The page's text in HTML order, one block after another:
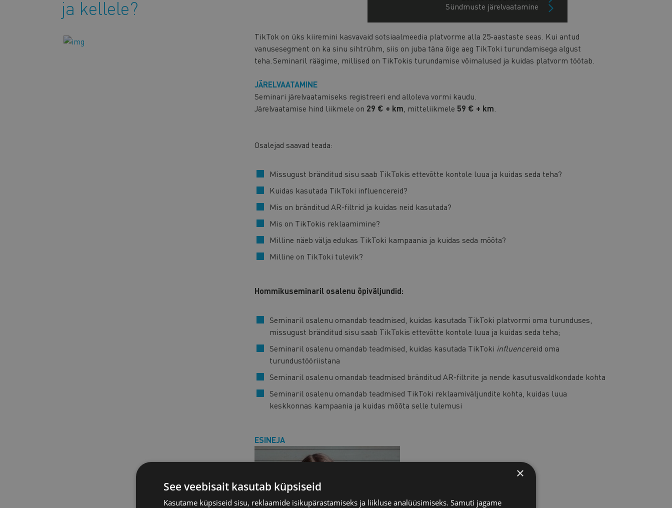
Sündmuste järelvaatamine
ja kellele?
TikTok on üks kiiremini kasvavaid sotsiaalmeedia platvorme alla 25-aastaste seas. Kui antud
vanusesegment on ka sinu sihtrühm, siis on juba täna õige aeg TikToki turundamisega algust
teha. Seminaril räägime, millised on TikTokis turundamise võimalused ja kuidas platvorm töötab.
JÄRELVAATAMINE
Seminari järelvaatamiseks registreeri end alloleva vormi kaudu.
Järelvaatamise hind liikmele on 29 € + km , mitteliikmele 59 € + km
Osalejad saavad teada:
Missugust bränditud sisu saab TikTokis ettevõtte kontole luua ja kuidas seda teha?
Kuidas kasutada TikToki influencereid?
Mis on bränditud AR-filtrid ja kuidas neid kasutada?
Mis on TikTokis reklaamimine?
Milline näeb välja edukas TikToki kampaania ja kuidas seda mõõta?
Milline on TikToki tulevik?
Hommikuseminaril osalenu õpiväljundid:
Seminaril osalenu omandab teadmised, kuidas kasutada TikToki platvormi oma turunduses,
missugust bränditud sisu saab TikTokis ettevõtte kontole luua ja kuidas seda teha;
Seminaril osalenu omandab teadmised, kuidas kasutada TikToki influencereid oma
turundustööriistana
Seminaril osalenu omandab teadmised bränditud AR-filtrite ja nende kasutusvaldkondade kohta
Seminaril osalenu omandab teadmised TikToki reklaamiväljundite kohta, kuidas luua
keskkonnas kampaania ja kuidas mõõta selle tulemusi
ESINEJA
×
See veebisait kasutab küpsiseid
Kasutame küpsiseid sisu, reklaamide isikupärastamiseks ja liikluse analüüsimiseks. Samuti jagame